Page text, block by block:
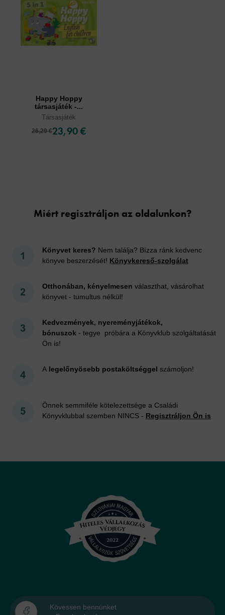
Happy Hoppy
társasjáték -...
Társasjáték
26,29 €23,90 €
Miért regisztráljon az oldalunkon?
Könyvet keres? Nem találja? Bízza ránk kedvenc
könyve beszerzését! Könyvkereső-szolgálat
Otthonában, kényelmesen választhat, vásárolhat
könyvet - tumultus nélkül!
Kedvezmények, nyereményjátékok,
bónuszok - tegye próbára a Könyvklub szolgáltatását
Ön is!
A legelőnyösebb postaköltséggel számoljon!
Önnek semmiféle kötelezettsége a Családi
Könyvklubbal szemben NINCS - Regisztráljon Ön is
Kövessen bennünket